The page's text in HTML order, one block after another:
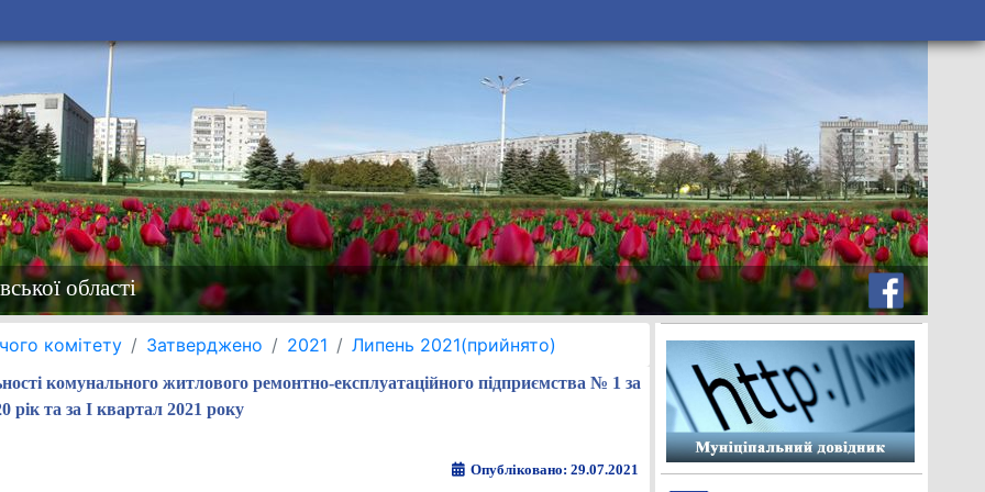
області
комітету Затверджено 2021 Липень 2021(прийнято)
комунального житлового ремонтно-експлуатаційного підприємства № 1 за
рік та за І квартал 2021 року
Опубліковано: 29.07.2021